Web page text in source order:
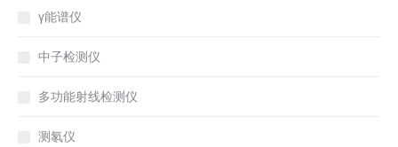
γ能谱仪
中子检测仪
多功能射线检测仪
测氡仪